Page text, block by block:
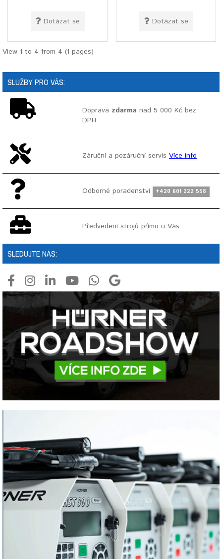
Dotázat se Dotázat se
View 1 to 4 from 4 (1 pages)
SLUŽBY PRO VÁS:
Doprava zdarma nad 5 000 Kč bez
DPH
Záruční a pozáruční servis Více info
Odborné poradenství +420 601 222 558
Předvedení strojů přímo u Vás
SLEDUJTE NÁS: